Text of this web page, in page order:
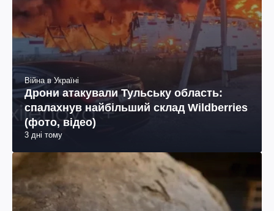
Війна в Україні
Дрони атакували Тульську область:
спалахнув найбільший склад Wildberries
(фото, відео)
3 дні тому